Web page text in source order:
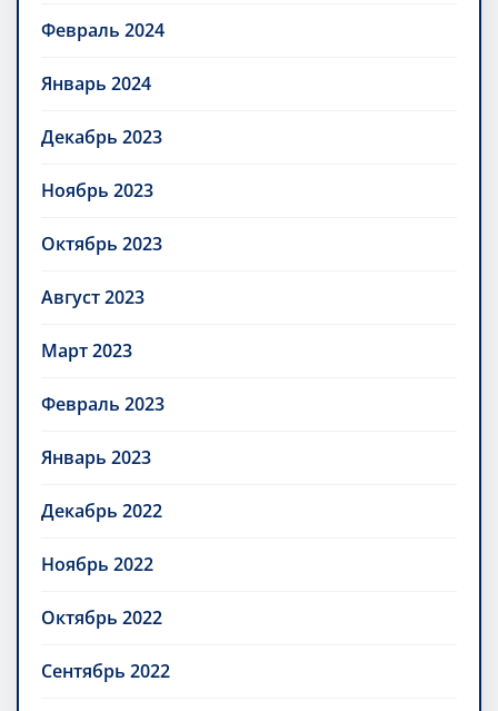
Февраль 2024
Январь 2024
Декабрь 2023
Ноябрь 2023
Октябрь 2023
Август 2023
Март 2023
Февраль 2023
Январь 2023
Декабрь 2022
Ноябрь 2022
Октябрь 2022
Сентябрь 2022